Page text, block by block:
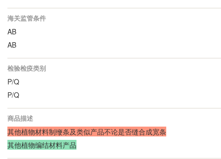
海关监管条件
AB
AB
检验检疫类别
P/Q
P/Q
商品描述
其他植物材料制缏条及类似产品不论是否缝合成宽条
其他植物编结材料产品